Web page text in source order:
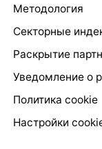
Методология
Секторные
Раскрытие
Уведомление о
Политика cookie
Настройки